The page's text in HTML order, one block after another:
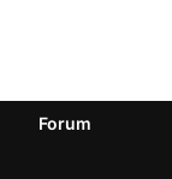
Forum